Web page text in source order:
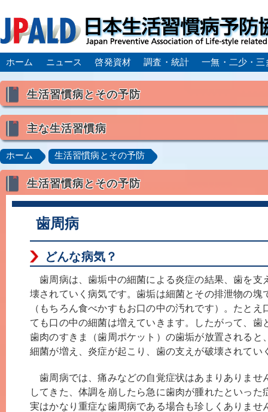
ホーム ニュース 啓発資材 調査・統計 一無・二少・三
生活習慣病とその予防
喫煙
食生活
主な生活習慣病
高血圧 脂質異常症（高脂血症）
肥満症／メタボリックシンドローム
動脈硬化
心
脂肪肝／NAFLD／NASH
ロコモティブシンドローム／サルコペニア／フレイル
ホーム 生活習慣病とその予防
生活習慣病とその予防
歯周病
どんな病気？
歯周病は、歯垢中の細菌による炎症の結果、歯を支
壊されていく病気です。歯垢は細菌とその排泄物の塊
（もちろん食べかすもお口の中の汚れです）。たと
ても口の中の細菌は増えていきます。したがって、歯
歯肉のすきま（歯周ポケット）の歯垢が放置されると
細菌が増え、炎症が起こり、歯の支えが破壊されてい
歯周病では、痛みなどの自覚症状はあまりありませ
してきた、体調を崩したら急に歯肉が腫れたといった
実はかなり重症な歯周病である場合も珍しくありませ